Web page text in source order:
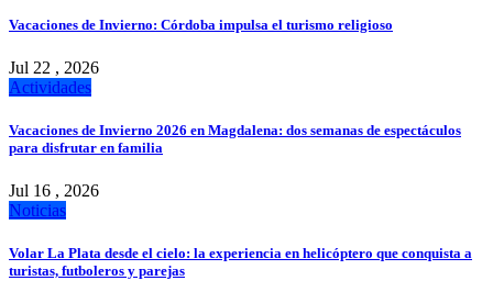
Vacaciones de Invierno: Córdoba impulsa el turismo religioso
Jul 22 , 2026
Actividades
Vacaciones de Invierno 2026 en Magdalena: dos semanas de espectáculos
para disfrutar en familia
Jul 16 , 2026
Noticias
Volar La Plata desde el cielo: la experiencia en helicóptero que conquista a
turistas, futboleros y parejas